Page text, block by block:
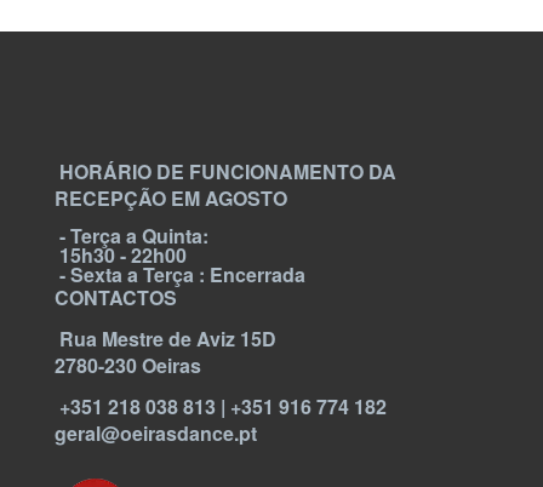
HORÁRIO DE FUNCIONAMENTO DA
RECEPÇÃO EM AGOSTO
- Terça a Quinta:
15h30 - 22h00
- Sexta a Terça : Encerrada
CONTACTOS
Rua Mestre de Aviz 15D
2780-230 Oeiras
+351 218 038 813 | +351 916 774 182
geral@oeirasdance.pt